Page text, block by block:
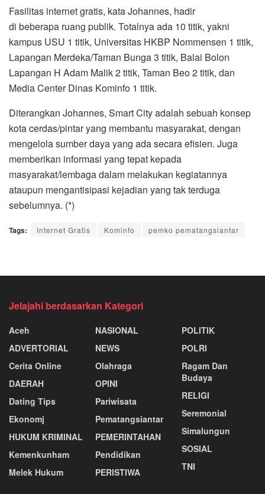
Fasilitas internet gratis, kata Johannes, hadir
di beberapa ruang publik. Totalnya ada 10 titik, yakni
kampus USU 1 titik, Universitas HKBP Nommensen 1 titik,
Lapangan Merdeka/Taman Bunga 3 titik, Balai Bolon
Lapangan H Adam Malik 2 titik, Taman Beo 2 titik, dan
Media Center Dinas Kominfo 1 titik.
Diterangkan Johannes, Smart City adalah sebuah konsep
kota cerdas/pintar yang membantu masyarakat, dengan
mengelola sumber daya yang ada secara efisien. Juga
memberikan informasi yang tepat kepada
masyarakat/lembaga dalam melakukan kegiatannya
ataupun mengantisipasi kejadian yang tak terduga
sebelumnya. (*)
Tags: Internet Gratis Kominfo pemko pematangsiantar
Jelajahi berdasarkan Kategori
Aceh
ADVERTORIAL
Cerita Online
DAERAH
Dating Tips
Ekonomj
HUKUM KRIMINAL
Kemenkunham
Melek Hukum
NASIONAL
NEWS
Olahraga
OPINI
Pariwisata
Pematangsiantar
PEMERINTAHAN
Pendidikan
PERISTIWA
POLITIK
POLRI
Ragam Dan
Budaya
RELIGI
Seremonial
Simalungun
SOSIAL
TNI